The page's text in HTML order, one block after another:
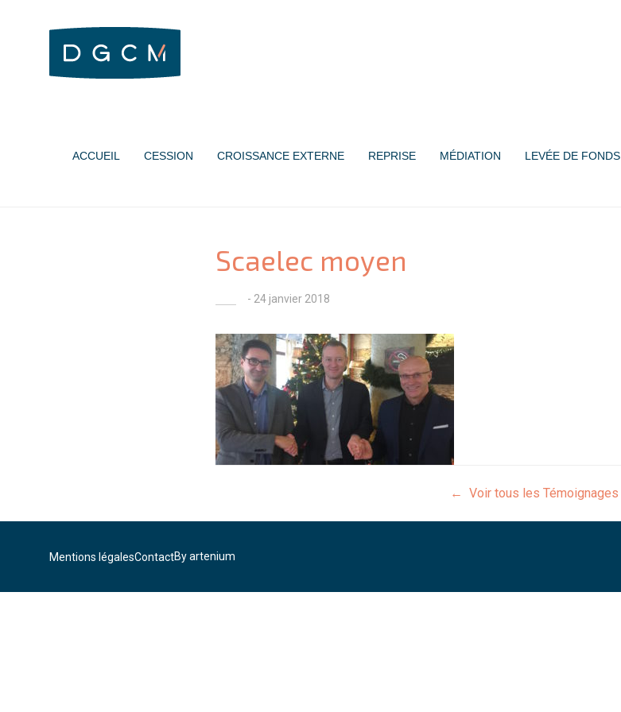
ACCUEIL CESSION CROISSANCE EXTERNE REPRISE MÉDIATION LEVÉE DE FONDS
Scaelec moyen
- 24 janvier 2018
← Voir tous les Témoignages
Mentions légalesContactBy artenium